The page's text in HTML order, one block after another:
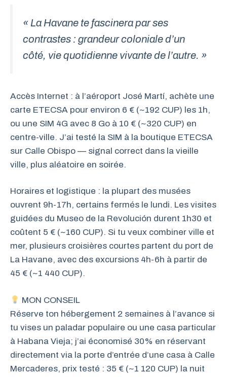
« La Havane te fascinera par ses
contrastes : grandeur coloniale d’un
côté, vie quotidienne vivante de l’autre. »
Accès Internet : à l’aéroport José Martí, achète une
carte ETECSA pour environ 6 € (~192 CUP) les 1h,
ou une SIM 4G avec 8 Go à 10 € (~320 CUP) en
centre-ville. J’ai testé la SIM à la boutique ETECSA
sur Calle Obispo — signal correct dans la vieille
ville, plus aléatoire en soirée.
Horaires et logistique : la plupart des musées
ouvrent 9h-17h, certains fermés le lundi. Les visites
guidées du Museo de la Revolución durent 1h30 et
coûtent 5 € (~160 CUP). Si tu veux combiner ville et
mer, plusieurs croisières courtes partent du port de
La Havane, avec des excursions 4h-6h à partir de
45 € (~1 440 CUP).
MON CONSEIL
Réserve ton hébergement 2 semaines à l’avance si
tu vises un paladar populaire ou une casa particular
à Habana Vieja; j’ai économisé 30% en réservant
directement via la porte d’entrée d’une casa à Calle
Mercaderes, prix testé : 35 € (~1 120 CUP) la nuit